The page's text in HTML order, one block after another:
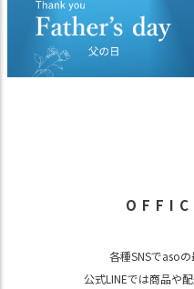
各種SNSでasoの
公式LINEでは商品や